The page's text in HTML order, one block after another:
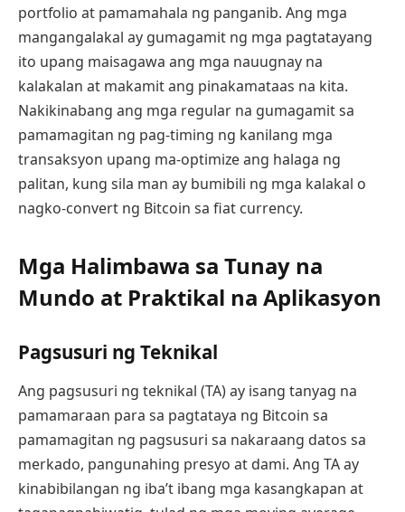
portfolio at pamamahala ng panganib. Ang mga
mangangalakal ay gumagamit ng mga pagtatayang
ito upang maisagawa ang mga nauugnay na
kalakalan at makamit ang pinakamataas na kita.
Nakikinabang ang mga regular na gumagamit sa
pamamagitan ng pag-timing ng kanilang mga
transaksyon upang ma-optimize ang halaga ng
palitan, kung sila man ay bumibili ng mga kalakal o
nagko-convert ng Bitcoin sa fiat currency.
Mga Halimbawa sa Tunay na
Mundo at Praktikal na Aplikasyon
Pagsusuri ng Teknikal
Ang pagsusuri ng teknikal (TA) ay isang tanyag na
pamamaraan para sa pagtataya ng Bitcoin sa
pamamagitan ng pagsusuri sa nakaraang datos sa
merkado, pangunahing presyo at dami. Ang TA ay
kinabibilangan ng iba’t ibang mga kasangkapan at